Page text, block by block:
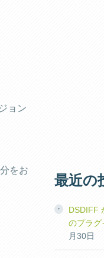
ョン
をお
最近の
DSDIFF
のプラグ
月30日